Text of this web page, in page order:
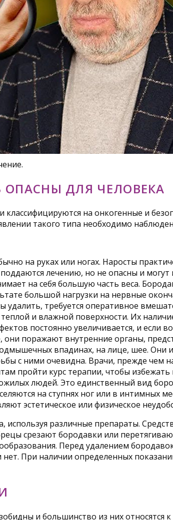
ОПАСНЫ ДЛЯ ЧЕЛОВЕКА
на онкогенные и
такого типа необходимо
на руках или ногах. Наросты
лечению, но не опасны и могут
на себя большую часть веса.
большой нагрузки на нервные
требуется оперативное
и влажной поверхности. Их
постоянно увеличивается, и если
поражают внутренние органы,
впадинах, на лице, шее. Они
с ними очевидна. Врачи, прежде
пройти курс терапии, чтобы
людей. Это единственный вид
на ступнях ног или в интимных
эстетическое или физическое
различные препараты.
срезают бородавки или
Перед удалением
При наличии определенных
и большинство из них